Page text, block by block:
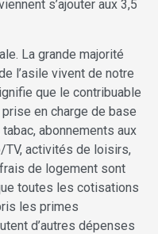
s’ajouter aux 3,5
La grande majorité
l’asile vivent de notre
que le contribuable
en charge de base
abonnements aux
TV, activités de loisirs,
de logement sont
toutes les cotisations
les primes
d’autres dépenses